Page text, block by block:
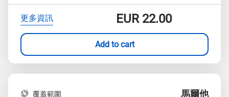
更多資訊 EUR22.00
Add to cart
覆蓋範圍 馬爾他